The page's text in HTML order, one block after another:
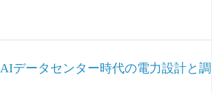
AIデータセンター時代の電力設計と調